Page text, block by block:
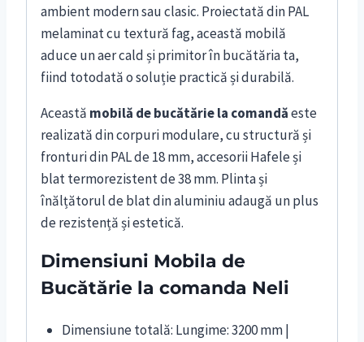
ambient modern sau clasic. Proiectată din PAL
melaminat cu textură fag, această mobilă
aduce un aer cald și primitor în bucătăria ta,
fiind totodată o soluție practică și durabilă.
Această mobilă de bucătărie la comandăeste
realizată din corpuri modulare, cu structură și
fronturi din PAL de 18 mm, accesorii Hafele și
blat termorezistent de 38 mm. Plinta și
înălțătorul de blat din aluminiu adaugă un plus
de rezistență și estetică.
Dimensiuni Mobila de
Bucătărie la comanda Neli
Dimensiune totală: Lungime: 3200 mm |